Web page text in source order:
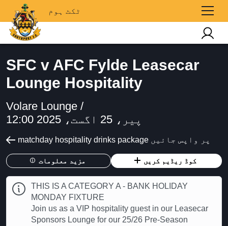
ٹکٹ ہوم
SFC v AFC Fylde Leasecar
Lounge Hospitality
Volare Lounge /
پیر، 25 اگست، 2025 12:00
matchday hospitality drinks package پر واپس جائیں
مزید معلومات کوڈ ریڈیم کریں
THIS IS A CATEGORY A - BANK HOLIDAY
MONDAY FIXTURE
Join us as a VIP hospitality guest in our Leasecar
Sponsors Lounge for our 25/26 Pre-Season